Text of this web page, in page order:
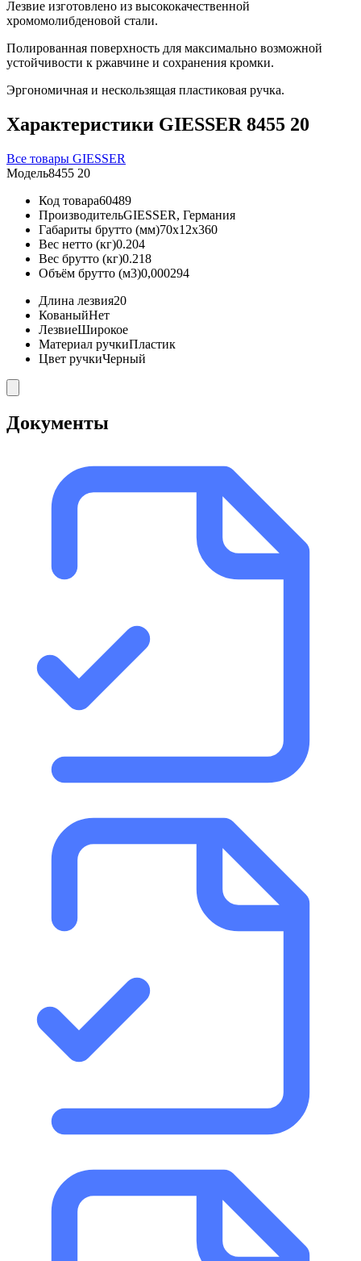
Лезвие изготовлено из высококачественной
хромомолибденовой стали.
Полированная поверхность для максимально возможной
устойчивости к ржавчине и сохранения кромки.
Эргономичная и нескользящая пластиковая ручка.
Характеристики GIESSER 8455 20
Все товары GIESSER
Модель8455 20
Код товара60489
ПроизводительGIESSER, Германия
Габариты брутто (мм)70x12x360
Вес нетто (кг)0.204
Вес брутто (кг)0.218
Объём брутто (м3)0,000294
Длина лезвия20
КованыйНет
ЛезвиеШирокое
Материал ручкиПластик
Цвет ручкиЧерный
Документы